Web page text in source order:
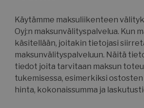
Käytämme maksuliikenteen
Oyj:n maksunvälityspalvelua. Kun
käsitellään, joitakin tietojasi
maksunvälityspalveluun. Näitä
tiedot joita tarvitaan maksun
tukemisessa, esimerkiksi ostosten
hinta, kokonaissumma ja
__cf_bm
Google tietosuojakäytäntöön